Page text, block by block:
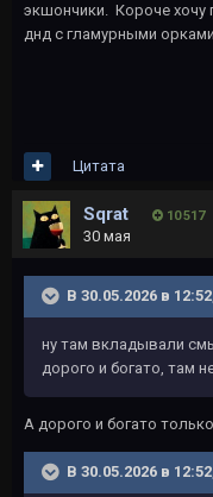
экшончики. Короче хочу
днд с гламурными
Цитата
Sqrat 10 517
30 мая
В 30.05.2026 в
ну там вкладывали
дорого и богато, там
А дорого и богато
В 30.05.2026 в